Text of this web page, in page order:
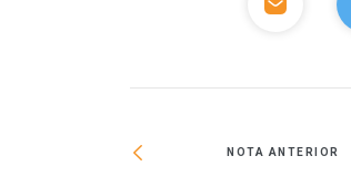
NOTA ANTERIOR